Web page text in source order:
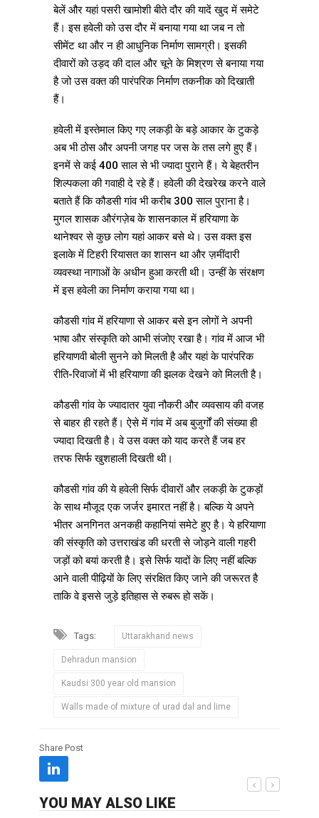
बेलें और यहां पसरी खामोशी बीते दौर की यादें खुद में समेटे
हैं। इस हवेली को उस दौर में बनाया गया था जब न तो
सीमेंट था और न ही आधुनिक निर्माण सामग्री। इसकी
दीवारों को उड़द की दाल और चूने के मिश्रण से बनाया गया
है जो उस वक्त की पारंपरिक निर्माण तकनीक को दिखाती
हैं।
हवेली में इस्तेमाल किए गए लकड़ी के बड़े आकार के टुकड़े
अब भी ठोस और अपनी जगह पर जस के तस लगे हुए हैं।
इनमें से कई 400 साल से भी ज्यादा पुराने हैं। ये बेहतरीन
शिल्पकला की गवाही दे रहे हैं। हवेली की देखरेख करने वाले
बताते हैं कि कौडसी गांव भी करीब 300 साल पुराना है।
मुगल शासक औरंगज़ेब के शासनकाल में हरियाणा के
थानेश्वर से कुछ लोग यहां आकर बसे थे। उस वक्त इस
इलाके में टिहरी रियासत का शासन था और ज़मींदारी
व्यवस्था नागाओं के अधीन हुआ करती थी। उन्हीं के संरक्षण
में इस हवेली का निर्माण कराया गया था।
कौडसी गांव में हरियाणा से आकर बसे इन लोगों ने अपनी
भाषा और संस्कृति को आभी संजोए रखा है। गांव में आज भी
हरियाणवी बोली सुनने को मिलती है और यहां के पारंपरिक
रीति-रिवाजों में भी हरियाणा की झलक देखने को मिलती है।
कौडसी गांव के ज्यादातर युवा नौकरी और व्यवसाय की वजह
से बाहर ही रहते हैं। ऐसे में गांव में अब बुजुर्गों की संख्या ही
ज्यादा दिखती है। वे उस वक्त को याद करते हैं जब हर
तरफ सिर्फ खुशहाली दिखती थी।
कौडसी गांव की ये हवेली सिर्फ दीवारों और लकड़ी के टुकड़ों
के साथ मौजूद एक जर्जर इमारत नहीं है। बल्कि ये अपने
भीतर अनगिनत अनकही कहानियां समेटे हुए है। ये हरियाणा
की संस्कृति को उत्तराखंड की धरती से जोड़ने वाली गहरी
जड़ों को बयां करती है। इसे सिर्फ यादों के लिए नहीं बल्कि
आने वाली पीढ़ियों के लिए संरक्षित किए जाने की जरूरत है
ताकि वे इससे जुड़े इतिहास से रुबरू हो सकें।
Tags: Uttarakhand news
Dehradun mansion
Kaudsi 300 year old mansion
Walls made of mixture of urad dal and lime
Share Post
YOU MAY ALSO LIKE